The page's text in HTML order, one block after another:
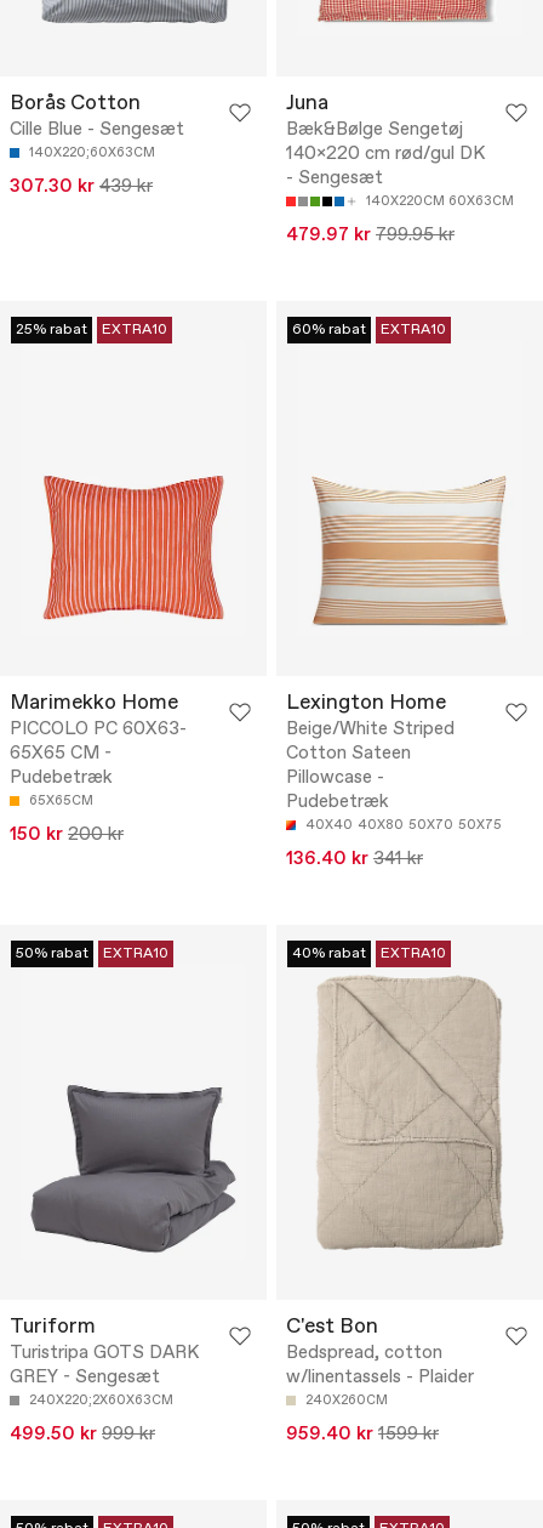
Borås Cotton
Cille Blue - Sengesæt
140X220;60X63CM
307.30 kr 439 kr
Juna
Bæk&Bølge Sengetøj
140x220 cm rød/gul DK
- Sengesæt
140X220CM 60X63CM
479.97 kr 799.95 kr
25% rabat EXTRA10
Marimekko Home
PICCOLO PC 60X63-
65X65 CM -
Pudebetræk
65X65CM
150 kr 200 kr
60% rabat EXTRA10
Lexington Home
Beige/White Striped
Cotton Sateen
Pillowcase -
Pudebetræk
40X40 40X80 50X70 50X75
136.40 kr 341 kr
50% rabat EXTRA10
Turiform
Turistripa GOTS DARK
GREY - Sengesæt
240X220;2X60X63CM
499.50 kr 999 kr
40% rabat EXTRA10
C'est Bon
Bedspread, cotton
w/linentassels - Plaider
240X260CM
959.40 kr 1599 kr